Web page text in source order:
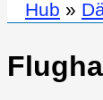
Hub »